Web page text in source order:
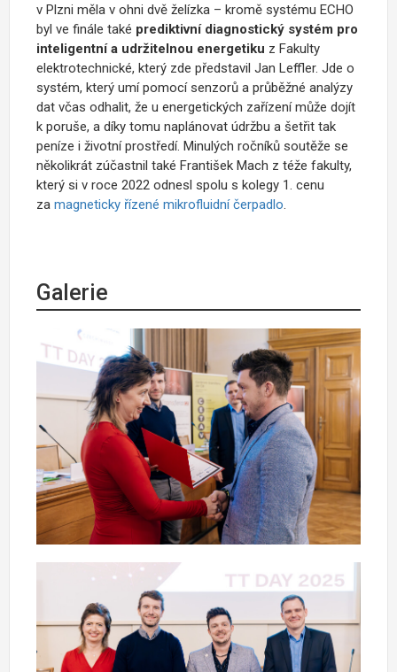
v Plzni měla v ohni dvě želízka – kromě systému ECHO
byl ve finále také prediktivní diagnostický systém pro
inteligentní a udržitelnou energetiku z Fakulty
elektrotechnické, který zde představil Jan Leffler. Jde o
systém, který umí pomocí senzorů a průběžné analýzy
dat včas odhalit, že u energetických zařízení může dojít
k poruše, a díky tomu naplánovat údržbu a šetřit tak
peníze i životní prostředí. Minulých ročníků soutěže se
několikrát zúčastnil také František Mach z téže fakulty,
který si v roce 2022 odnesl spolu s kolegy 1. cenu
za magneticky řízené mikrofluidní čerpadlo.
Galerie